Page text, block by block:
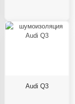
Audi Q3